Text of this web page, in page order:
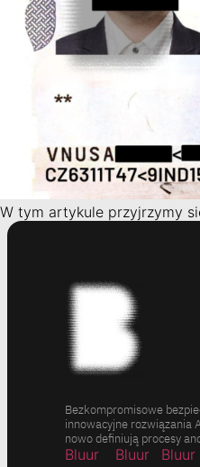
W tym artykule przyjrzymy
Bezkompromisowe
innowacyjne rozwiązania
nowo definiują procesy
Bluur
Bluur
Bluur